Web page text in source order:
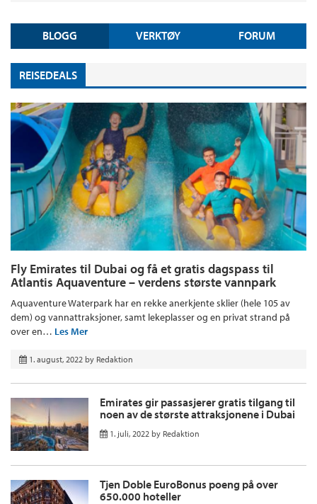
BLOGG VERKTØY FORUM
REISEDEALS
Fly Emirates til Dubai og få et gratis dagspass til
Atlantis Aquaventure – verdens største vannpark
Aquaventure Waterpark har en rekke anerkjente sklier (hele 105 av
dem) og vannattraksjoner, samt lekeplasser og en privat strand på
over en… Les Mer
1. august, 2022 by Redaktion
Emirates gir passasjerer gratis tilgang til
noen av de største attraksjonene i Dubai
1. juli, 2022 by Redaktion
Tjen Doble EuroBonus poeng på over
650.000 hoteller